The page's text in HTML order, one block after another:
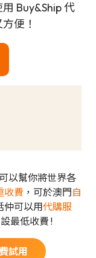
Buy&Ship 代
便！
以幫你將世界各
收費 ，可於澳門自
仲可以用代購服
最低收費 !
試用